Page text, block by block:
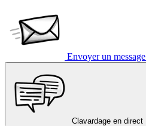
Envoyer un message
Clavardage en direct